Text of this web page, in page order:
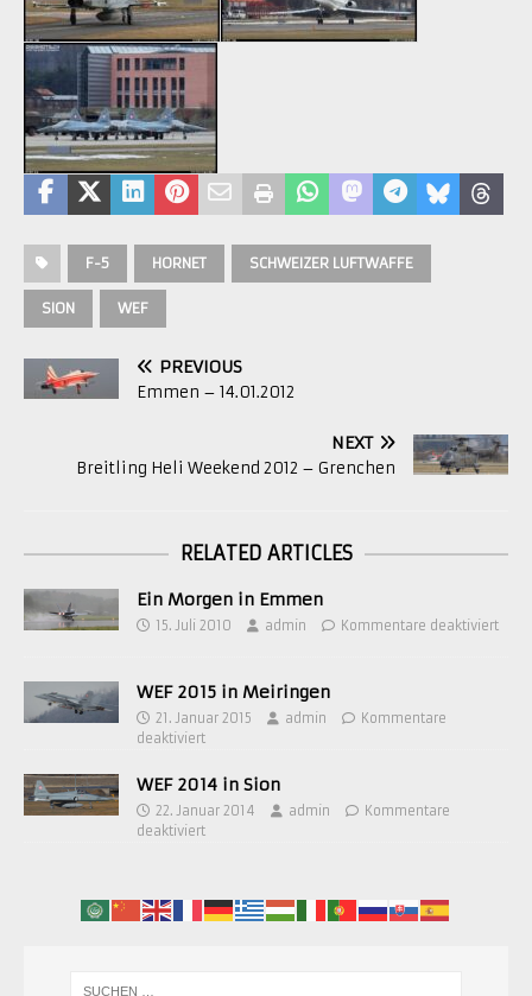
F-5 HORNET SCHWEIZER LUFTWAFFE
SION WEF
PREVIOUS
Emmen – 14.01.2012
NEXT
Breitling Heli Weekend 2012 – Grenchen
RELATED ARTICLES
Ein Morgen in Emmen
15. Juli 2010 admin Kommentare deaktiviert
WEF 2015 in Meiringen
21. Januar 2015 admin
Kommentare
deaktiviert
WEF 2014 in Sion
22. Januar 2014 admin
Kommentare
deaktiviert